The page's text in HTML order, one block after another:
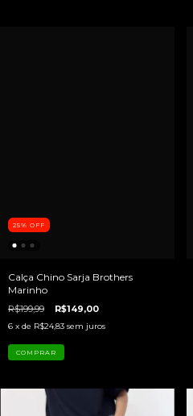
25% OFF
Calça Chino Sarja Brothers
Marinho
R$199,99 R$149,00
6 x de R$24,83 sem juros
COMPRAR